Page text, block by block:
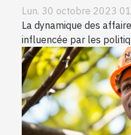
Lun. 30 octobre 2023
La dynamique des
influencée par les